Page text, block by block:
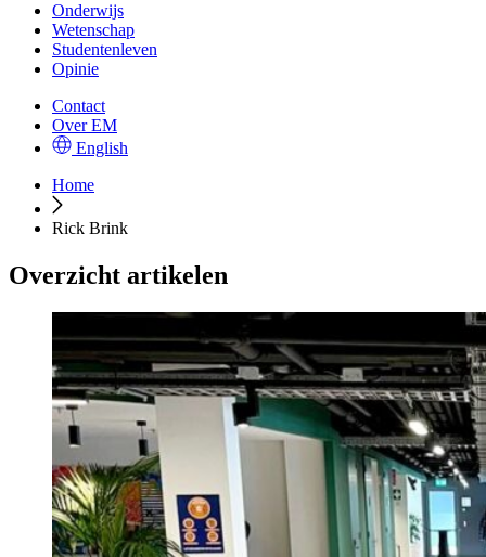
Onderwijs
Wetenschap
Studentenleven
Opinie
Contact
Over EM
English
Home
Rick Brink
Overzicht artikelen